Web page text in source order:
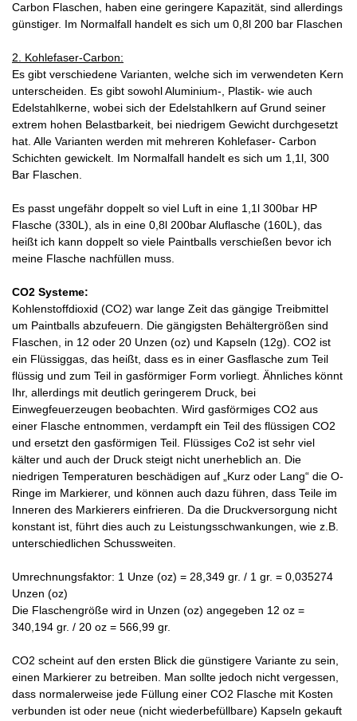
Carbon Flaschen, haben eine geringere Kapazität, sind allerdings
günstiger. Im Normalfall handelt es sich um 0,8l 200 bar Flaschen
2. Kohlefaser-Carbon:
Es gibt verschiedene Varianten, welche sich im verwendeten Kern
unterscheiden. Es gibt sowohl Aluminium-, Plastik- wie auch
Edelstahlkerne, wobei sich der Edelstahlkern auf Grund seiner
extrem hohen Belastbarkeit, bei niedrigem Gewicht durchgesetzt
hat. Alle Varianten werden mit mehreren Kohlefaser- Carbon
Schichten gewickelt. Im Normalfall handelt es sich um 1,1l, 300
Bar Flaschen.
Es passt ungefähr doppelt so viel Luft in eine 1,1l 300bar HP
Flasche (330L), als in eine 0,8l 200bar Aluflasche (160L), das
heißt ich kann doppelt so viele Paintballs verschießen bevor ich
meine Flasche nachfüllen muss.
CO2 Systeme:
Kohlenstoffdioxid (CO2) war lange Zeit das gängige Treibmittel
um Paintballs abzufeuern. Die gängigsten Behältergrößen sind
Flaschen, in 12 oder 20 Unzen (oz) und Kapseln (12g). CO2 ist
ein Flüssiggas, das heißt, dass es in einer Gasflasche zum Teil
flüssig und zum Teil in gasförmiger Form vorliegt. Ähnliches könnt
Ihr, allerdings mit deutlich geringerem Druck, bei
Einwegfeuerzeugen beobachten. Wird gasförmiges CO2 aus
einer Flasche entnommen, verdampft ein Teil des flüssigen CO2
und ersetzt den gasförmigen Teil. Flüssiges Co2 ist sehr viel
kälter und auch der Druck steigt nicht unerheblich an. Die
niedrigen Temperaturen beschädigen auf „Kurz oder Lang“ die O-
Ringe im Markierer, und können auch dazu führen, dass Teile im
Inneren des Markierers einfrieren. Da die Druckversorgung nicht
konstant ist, führt dies auch zu Leistungsschwankungen, wie z.B.
unterschiedlichen Schussweiten.
Umrechnungsfaktor: 1 Unze (oz) = 28,349 gr. / 1 gr. = 0,035274
Unzen (oz)
Die Flaschengröße wird in Unzen (oz) angegeben 12 oz =
340,194 gr. / 20 oz = 566,99 gr.
CO2 scheint auf den ersten Blick die günstigere Variante zu sein,
einen Markierer zu betreiben. Man sollte jedoch nicht vergessen,
dass normalerweise jede Füllung einer CO2 Flasche mit Kosten
verbunden ist oder neue (nicht wiederbefüllbare) Kapseln gekauft